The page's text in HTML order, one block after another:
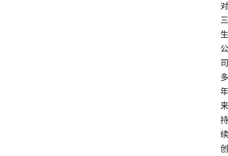
对
三
生
公
司
多
年
来
持
续
创